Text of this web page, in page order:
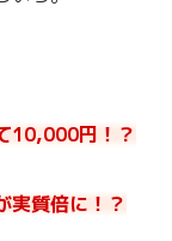
10,000円！？
実質倍に！？